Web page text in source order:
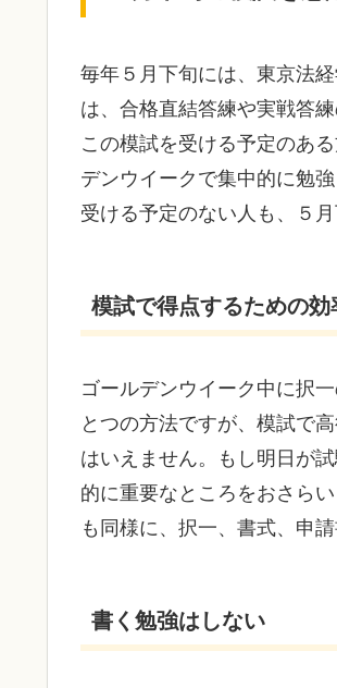
毎年５月下旬には、東京法
は、合格直結答練や実戦答
この模試を受ける予定のある
デンウイークで集中的に勉
受ける予定のない人も、５
模試で得点するための効
ゴールデンウイーク中に択
とつの方法ですが、模試で
はいえません。もし明日が
的に重要なところをおさら
も同様に、択一、書式、申
書く勉強はしない